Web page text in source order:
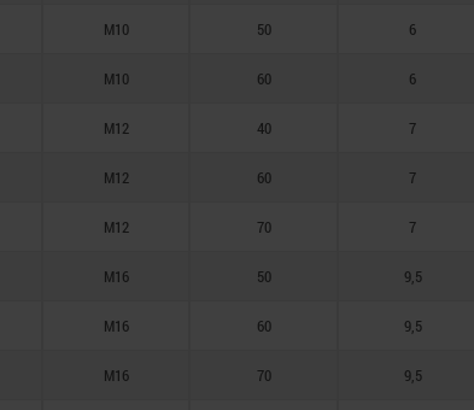
M10 50 6
M10 60 6
M12 40 7
M12 60 7
M12 70 7
M16 50 9,5
M16 60 9,5
M16 70 9,5